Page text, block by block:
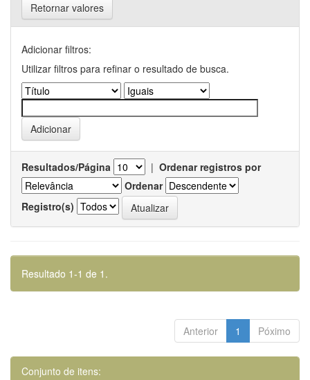
Retornar valores
Adicionar filtros:
Utilizar filtros para refinar o resultado de busca.
Resultados/Página | Ordenar registros por
Ordenar
Registro(s)
Resultado 1-1 de 1.
Anterior 1 Póximo
Conjunto de itens: